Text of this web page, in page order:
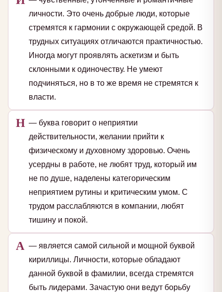
личности. Это очень добрые люди, которые
стремятся к гармонии с окружающей средой. В
трудных ситуациях отличаются практичностью.
Иногда могут проявлять аскетизм и быть
склонными к одиночеству. Не умеют
подчиняться, но в то же время не стремятся к
власти.
Н — буква говорит о неприятии
действительности, желании прийти к
физическому и духовному здоровью. Очень
усердны в работе, не любят труд, который им
не по душе, наделены категорическим
неприятием рутины и критическим умом. С
трудом расслабляются в компании, любят
тишину и покой.
А — является самой сильной и мощной буквой
кириллицы. Личности, которые обладают
данной буквой в фамилии, всегда стремятся
быть лидерами. Зачастую они ведут борьбу